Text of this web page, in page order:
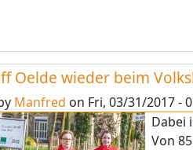
Oelde wieder beim
Manfred on Fri, 03/31/2017 -
Dabei
Von